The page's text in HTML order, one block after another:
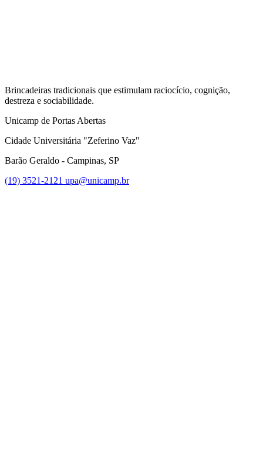
Brincadeiras tradicionais que estimulam raciocício, cognição,
destreza e sociabilidade.
Unicamp de Portas Abertas
Cidade Universitária "Zeferino Vaz"
Barão Geraldo - Campinas, SP
(19) 3521-2121 upa@unicamp.br